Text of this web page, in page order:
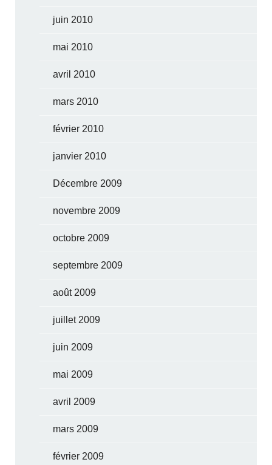
juin 2010
mai 2010
avril 2010
mars 2010
février 2010
janvier 2010
Décembre 2009
novembre 2009
octobre 2009
septembre 2009
août 2009
juillet 2009
juin 2009
mai 2009
avril 2009
mars 2009
février 2009